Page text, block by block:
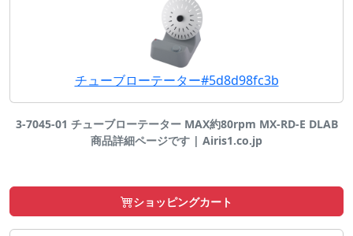
チューブローテーター#5d8d98fc3b
3-7045-01 チューブローテーター MAX約80rpm MX-RD-E DLAB
商品詳細ページです | Airis1.co.jp
ショッピングカート